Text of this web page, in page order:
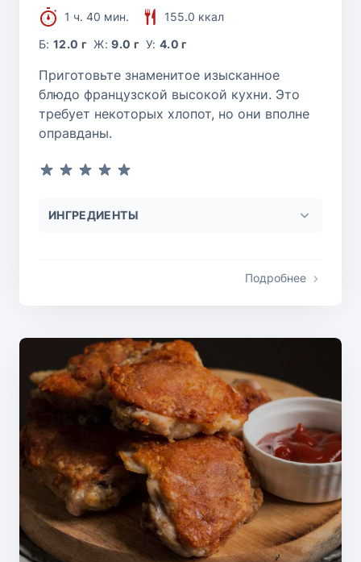
1 ч. 40 мин.
155.0 ккал
Б:12.0 г Ж:9.0 г У:4.0 г
Приготовьте знаменитое изысканное
блюдо французской высокой кухни. Это
требует некоторых хлопот, но они вполне
оправданы.
ИНГРЕДИЕНТЫ
Подробнее